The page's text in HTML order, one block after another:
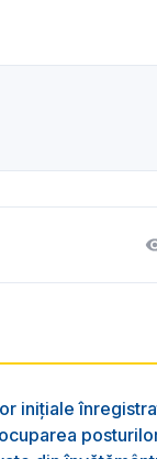
inițiale